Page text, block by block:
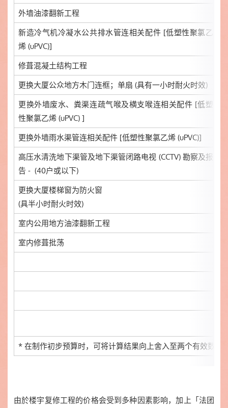
外墙油漆翻新工程
新造冷气机冷凝水公共排水管连相关配件 [低塑性聚氯乙
烯 (uPVC)]
修葺混凝土结构工程
更换大厦公众地方木门连框；单扇 (具有一小时耐火时效)
更换外墙废水、粪渠连疏气喉及横支喉连相关配件 [低塑
性聚氯乙烯 (uPVC) ]
更换外墙雨水渠管连相关配件 [低塑性聚氯乙烯 (uPVC)]
高压水清洗地下渠管及地下渠管闭路电视 (CCTV) 勘察及报
告 - (40户或以下)
更换大厦楼梯窗为防火窗
(具半小时耐火时效)
室内公用地方油漆翻新工程
室内修葺批荡
* 在制作初步预算时，可将计算结果向上舍入至两个有效数字
由於楼宇复修工程的价格会受到多种因素影响，加上「法团